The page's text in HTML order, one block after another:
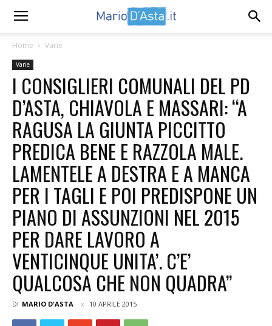
Home Varie
Varie
I CONSIGLIERI COMUNALI DEL PD
D’ASTA, CHIAVOLA E MASSARI: “A
RAGUSA LA GIUNTA PICCITTO
PREDICA BENE E RAZZOLA MALE.
LAMENTELE A DESTRA E A MANCA
PER I TAGLI E POI PREDISPONE UN
PIANO DI ASSUNZIONI NEL 2015
PER DARE LAVORO A
VENTICINQUE UNITA’. C’E’
QUALCOSA CHE NON QUADRA”
DI MARIO D'ASTA 10 APRILE 2015